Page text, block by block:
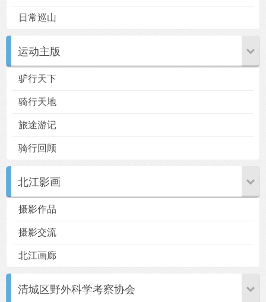
日常巡山
运动主版
驴行天下
骑行天地
旅途游记
骑行回顾
北江影画
摄影作品
摄影交流
北江画廊
清城区野外科学考察协会